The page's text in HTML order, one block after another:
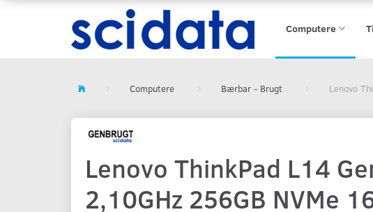
Computere
Computere Bærbar - Brugt Lenovo
Lenovo ThinkPad L14
2,10GHz 256GB NVMe